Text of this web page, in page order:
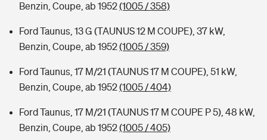
Benzin, Coupe, ab 1952(1005 / 358)
Ford Taunus, 13 G (TAUNUS 12 M COUPE), 37 kW,
Benzin, Coupe, ab 1952(1005 / 359)
Ford Taunus, 17 M/21 (TAUNUS 17 M COUPE), 51 kW,
Benzin, Coupe, ab 1952(1005 / 404)
Ford Taunus, 17 M/21 (TAUNUS 17 M COUPE P 5), 48 kW,
Benzin, Coupe, ab 1952(1005 / 405)